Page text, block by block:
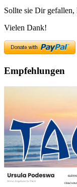
Sollte sie Dir gefallen,
Vielen Dank!
Empfehlungen